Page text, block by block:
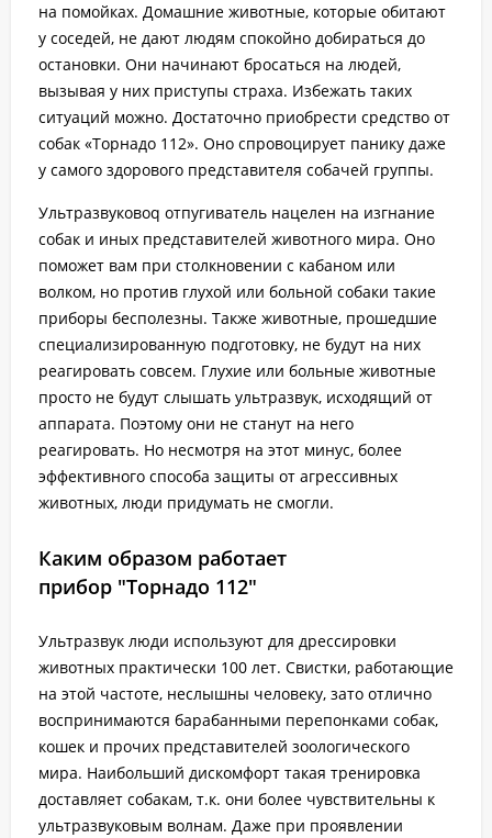
на помойках. Домашние животные, которые обитают
у соседей, не дают людям спокойно добираться до
остановки. Они начинают бросаться на людей,
вызывая у них приступы страха. Избежать таких
ситуаций можно. Достаточно приобрести cредство от
собак «Торнадо 112». Оно спровоцирует панику даже
у самого здорового представителя собачей группы.
Ультразвуковоq отпугиватель нацелен на изгнание
собак и иных представителей животного мира. Оно
поможет вам при столкновении с кабаном или
волком, но против глухой или больной собаки такие
приборы бесполезны. Также животные, прошедшие
специализированную подготовку, не будут на них
реагировать совсем. Глухие или больные животные
просто не будут слышать ультразвук, исходящий от
аппарата. Поэтому они не станут на него
реагировать. Но несмотря на этот минус, более
эффективного способа защиты от агрессивных
животных, люди придумать не смогли.
Каким образом работает
прибор "Торнадо 112"
Ультразвук люди используют для дрессировки
животных практически 100 лет. Свистки, работающие
на этой частоте, неслышны человеку, зато отлично
воспринимаются барабанными перепонками собак,
кошек и прочих представителей зоологического
мира. Наибольший дискомфорт такая тренировка
доставляет собакам, т.к. они более чувствительны к
ультразвуковым волнам. Даже при проявлении